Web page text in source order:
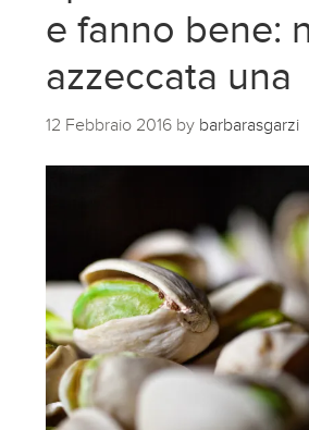
e fanno bene:
azzeccata una
12 Febbraio 2016 by barbarasgarzi